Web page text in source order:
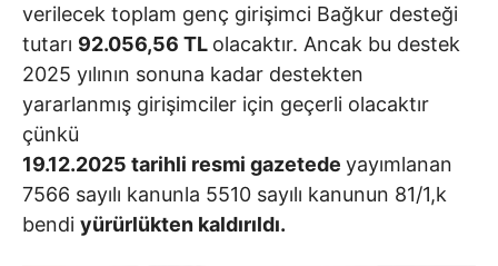
verilecek toplam genç girişimci Bağkur desteği
tutarı 92.056,56 TL olacaktır. Ancak bu destek
2025 yılının sonuna kadar destekten
yararlanmış girişimciler için geçerli olacaktır
çünkü
19.12.2025 tarihli resmi gazetede yayımlanan
7566 sayılı kanunla 5510 sayılı kanunun 81/1,k
bendi yürürlükten kaldırıldı.